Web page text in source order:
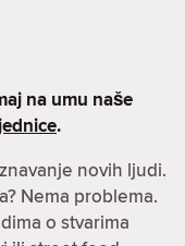
na umu naše
.
novih ljudi.
Nema problema.
o stvarima